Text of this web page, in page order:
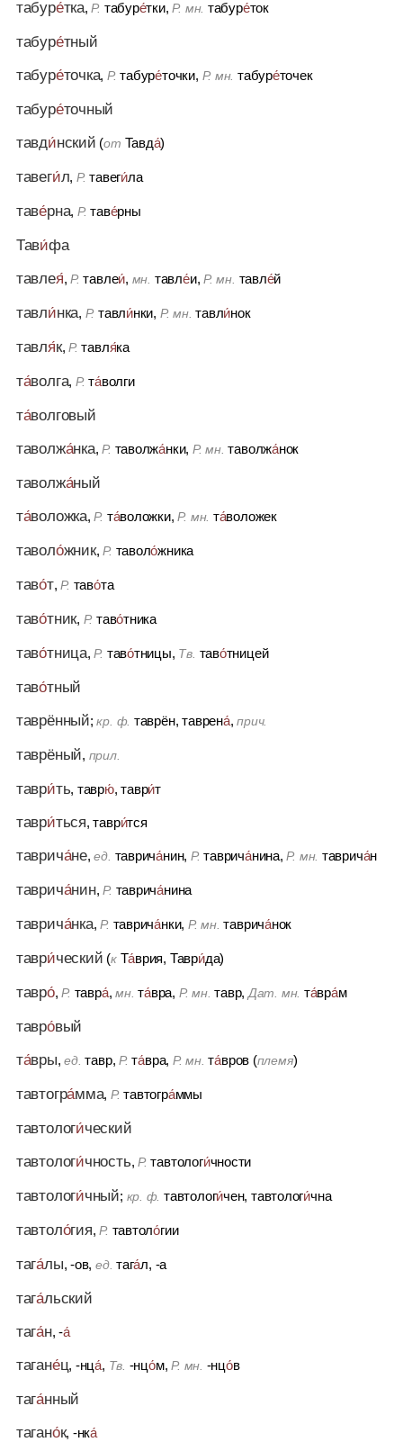
табуре́тка,Р. табуре́тки,Р. мн. табуре́ток
табуре́тный
табуре́точка,Р. табуре́точки, Р. мн. табуре́точек
табуре́точный
тавди́нский (от Тавда́)
тавеги́л, Р. тавеги́ла
таве́рна, Р. таве́рны
Тави́фа
тавлея́,Р. тавлеи́, мн. тавле́и,Р. мн. тавле́й
тавли́нка, Р. тавли́нки, Р. мн. тавли́нок
тавля́к,Р. тавля́ка
та́волга, Р. та́волги
та́волговый
таволжа́нка,Р. таволжа́нки, Р. мн. таволжа́нок
таволжа́ный
та́воложка,Р. та́воложки,Р. мн. та́воложек
таволо́жник,Р. таволо́жника
таво́т,Р. таво́та
таво́тник, Р. таво́тника
таво́тница,Р. таво́тницы, Тв. таво́тницей
таво́тный
таврённый;кр. ф. таврён, таврена́,прич.
таврёный, прил.
таври́ть, таврю́, таври́т
таври́ться, таври́тся
таврича́не,ед. таврича́нин, Р. таврича́нина,Р. мн. таврича́н
таврича́нин,Р. таврича́нина
таврича́нка,Р. таврича́нки, Р. мн. таврича́нок
таври́ческий (кТа́врия, Таври́да)
тавро́,Р. тавра́,мн. та́вра, Р. мн. тавр, Дат. мн. та́вра́м
тавро́вый
та́вры,ед. тавр,Р. та́вра, Р. мн. та́вров (племя)
тавтогра́мма,Р. тавтогра́ммы
тавтологи́ческий
тавтологи́чность,Р. тавтологи́чности
тавтологи́чный; кр. ф. тавтологи́чен, тавтологи́чна
тавтоло́гия,Р. тавтоло́гии
тага́лы, -ов,ед. тага́л, -а
тага́льский
тага́н, -а́
тагане́ц, -нца́, Тв. -нцо́м,Р. мн. -нцо́в
тага́нный
тагано́к, -нка́